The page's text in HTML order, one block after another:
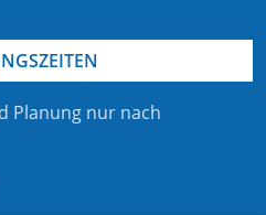
Planung nur nach